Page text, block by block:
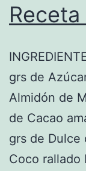
grs de
Almidón de
de Cacao
grs de Dulce
Coco rallado